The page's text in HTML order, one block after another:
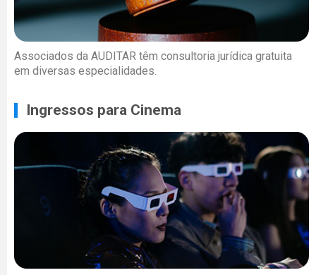
Associados da AUDITAR têm consultoria jurídica gratuita
em diversas especialidades.
Ingressos para Cinema